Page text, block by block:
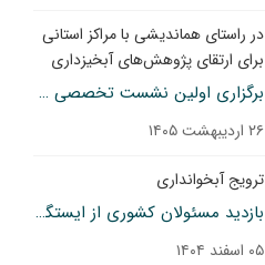
در راستای هماندیشی با مراکز استانی
برای ارتقای پژوهش‌های آبخیزداری
برگزاری اولین نشست تخصصی پژوهشکده حفاظت خاک و آبخیزداری با رئیس مرکز تحقیقات استان کرمان
۲۶ اردیبهشت ۱۴۰۵
ترویج آبخوانداری
بازدید مسئولان کشوری از ایستگاه تحقیقات آبخوانداری کوثر
۰۵ اسفند ۱۴۰۴